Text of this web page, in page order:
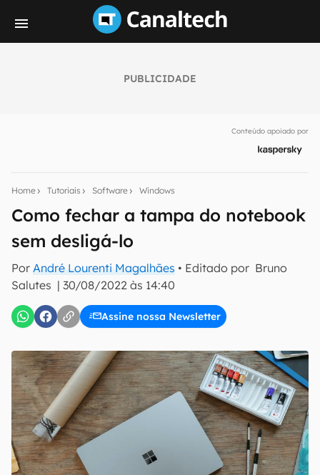
PUBLICIDADE
Conteúdo apoiado por
Home Tutoriais Software Windows
Como fechar a tampa do notebook
sem desligá-lo
Por André Lourenti Magalhães • Editado por Bruno
Salutes | 30/08/2022 às 14:40
Assine nossa Newsletter
notícias e reviews sobre tecnologia em primeira
Confirmo que li, aceito e concordo com os